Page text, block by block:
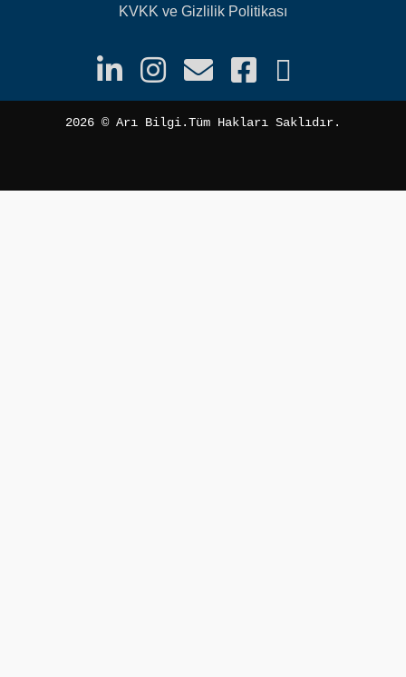
KVKK ve Gizlilik Politikası
2026 ©️ Arı Bilgi.Tüm Hakları Saklıdır.